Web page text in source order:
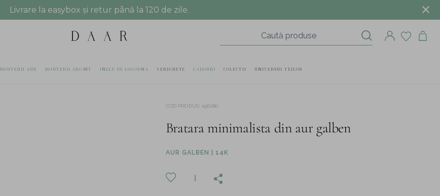
Livrare la easybox și retur până la 120 de zile.
BIJUTERII AUR BIJUTERII ARGINT INELE DE LOGODNA VERIGHETE CADOURI COLECTII UNIVERSUL TEILOR
COD PRODUS: 196080
Bratara minimalista din aur galben
AUR GALBEN | 14K